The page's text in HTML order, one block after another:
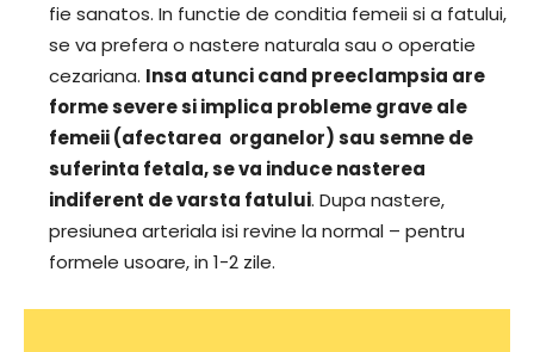
fie sanatos. In functie de conditia femeii si a fatului,
se va prefera o nastere naturala sau o operatie
cezariana. Insa atunci cand preeclampsia are
forme severe si implica probleme grave ale
femeii (afectarea organelor) sau semne de
suferinta fetala, se va induce nasterea
indiferent de varsta fatului. Dupa nastere,
presiunea arteriala isi revine la normal – pentru
formele usoare, in 1-2 zile.